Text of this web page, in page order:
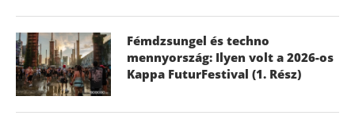
Fémdzsungel és techno
mennyország: Ilyen volt a 2026-os
Kappa FuturFestival (1. Rész)